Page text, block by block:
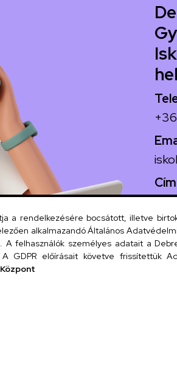
Cím
a rendelkezésére bocsátott, illetve
alkalmazandó Általános
felhasználók személyes adatait a
GDPR előírásait követve frissítettük
Központ